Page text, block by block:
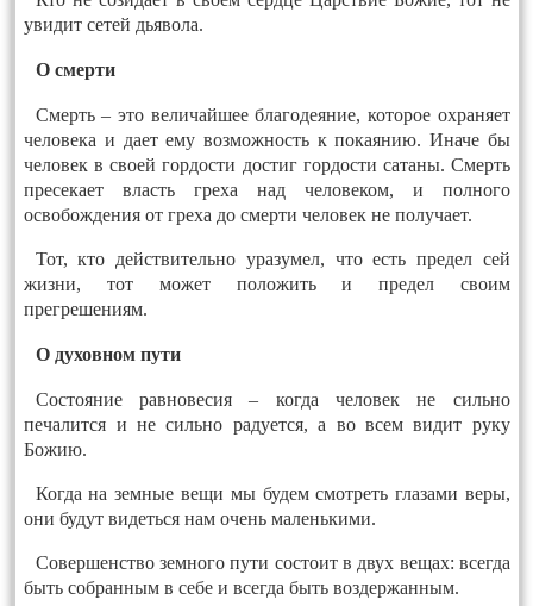
увидит сетей дьявола.
О смерти
Смерть – это величайшее благодеяние, которое охраняет
человека и дает ему возможность к покаянию. Иначе бы
человек в своей гордости достиг гордости сатаны. Смерть
пресекает власть греха над человеком, и полного
освобождения от греха до смерти человек не получает.
Тот, кто действительно уразумел, что есть предел сей
жизни, тот может положить и предел своим
прегрешениям.
О духовном пути
Состояние равновесия – когда человек не сильно
печалится и не сильно радуется, а во всем видит руку
Божию.
Когда на земные вещи мы будем смотреть глазами веры,
они будут видеться нам очень маленькими.
Совершенство земного пути состоит в двух вещах: всегда
быть собранным в себе и всегда быть воздержанным.